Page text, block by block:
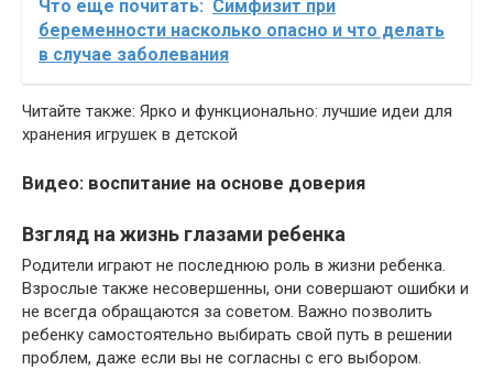
Что еще почитать: Симфизит при
беременности насколько опасно и что делать
в случае заболевания
Читайте также: Ярко и функционально: лучшие идеи для
хранения игрушек в детской
Видео: воспитание на основе доверия
Взгляд на жизнь глазами ребенка
Родители играют не последнюю роль в жизни ребенка.
Взрослые также несовершенны, они совершают ошибки и
не всегда обращаются за советом. Важно позволить
ребенку самостоятельно выбирать свой путь в решении
проблем, даже если вы не согласны с его выбором.